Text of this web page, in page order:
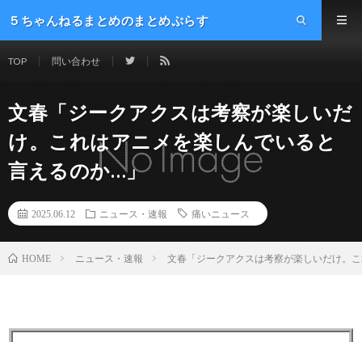
５ちゃんねるまとめのまとめぷらす
TOP 問い合わせ
文春「ジークアクスは考察が楽しいだ
け。これはアニメを楽しんでいると
言えるのか…」
2025.06.12 ニュース・速報 痛いニュース
HOME ニュース・速報 文春「ジークアクスは考察が楽しいだけ。